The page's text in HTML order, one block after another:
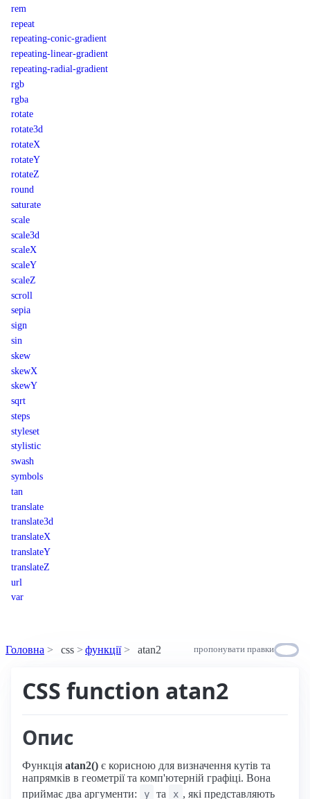
rem
repeat
repeating-conic-gradient
repeating-linear-gradient
repeating-radial-gradient
rgb
rgba
rotate
rotate3d
rotateX
rotateY
rotateZ
round
saturate
scale
scale3d
scaleX
scaleY
scaleZ
scroll
sepia
sign
sin
skew
skewX
skewY
sqrt
steps
styleset
stylistic
swash
symbols
tan
translate
translate3d
translateX
translateY
translateZ
url
var
Головна css функції atan2 пропонувати правки
CSS function atan2
Опис
Функція atan2() є корисною для визначення кутів та
напрямків в геометрії та комп'ютерній графіці. Вона
приймає два аргументи:
y та x , які представляють